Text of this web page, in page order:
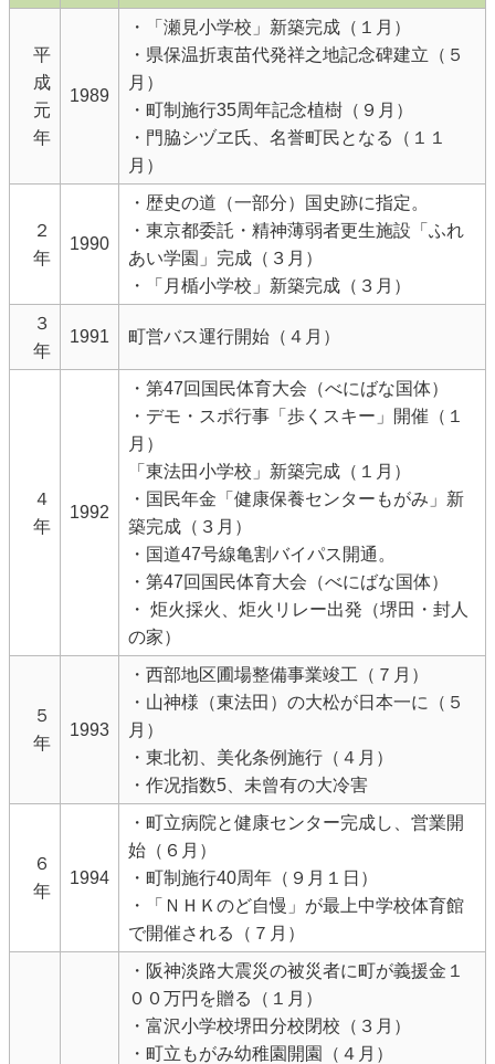
平
成
元
年
1989
・「瀬見小学校」新築完成（１月）
・県保温折衷苗代発祥之地記念碑建立（５
月）
・町制施行35周年記念植樹（９月）
・門脇シヅヱ氏、名誉町民となる（１１
月）
２
年
1990
・歴史の道（一部分）国史跡に指定。
・東京都委託・精神薄弱者更生施設「ふれ
あい学園」完成（３月）
・「月楯小学校」新築完成（３月）
３
年
1991 町営バス運行開始（４月）
４
年
1992
・第47回国民体育大会（べにばな国体）
・デモ・スポ行事「歩くスキー」開催（１
月）
「東法田小学校」新築完成（１月）
・国民年金「健康保養センターもがみ」新
築完成（３月）
・国道47号線亀割バイパス開通。
・第47回国民体育大会（べにばな国体）
・ 炬火採火、炬火リレー出発（堺田・封人
の家）
５
年
1993
・西部地区圃場整備事業竣工（７月）
・山神様（東法田）の大松が日本一に（５
月）
・東北初、美化条例施行（４月）
・作况指数5、未曾有の大冷害
６
年
1994
・町立病院と健康センター完成し、営業開
始（６月）
・町制施行40周年（９月１日）
・「ＮＨＫのど自慢」が最上中学校体育館
で開催される（７月）
・阪神淡路大震災の被災者に町が義援金１
００万円を贈る（１月）
・富沢小学校堺田分校閉校（３月）
・町立もがみ幼稚園開園（４月）